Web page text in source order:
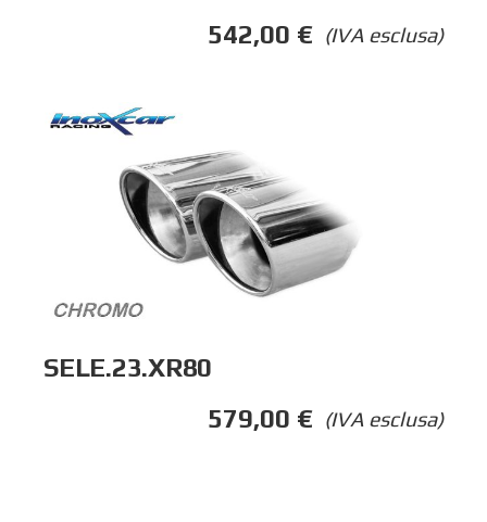
(IVA esclusa)
542,00 €
SELE.23.XR80
(IVA esclusa)
579,00 €